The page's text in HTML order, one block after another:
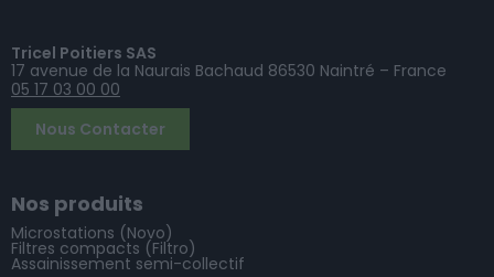
Tricel Poitiers SAS
17 avenue de la Naurais Bachaud 86530 Naintré – France
05 17 03 00 00
Nous Contacter
Nos produits
Microstations (Novo)
Filtres compacts (Filtro)
Assainissement semi-collectif